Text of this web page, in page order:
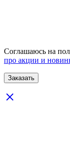
Соглашаюсь на
про акции и